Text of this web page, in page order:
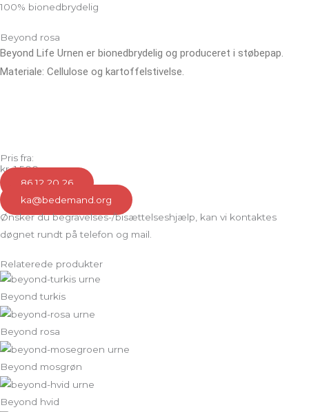
100% bionedbrydelig
Beyond rosa
Beyond Life Urnen er bionedbrydelig og produceret i støbepap.
Materiale: Cellulose og kartoffelstivelse.
Pris fra:
kr. 1.500,-
86 12 20 26
ka@bedemand.org
Ønsker du begravelses-/bisættelseshjælp, kan vi kontaktes
døgnet rundt på telefon og mail.
Relaterede produkter
Beyond turkis
Beyond rosa
Beyond mosgrøn
Beyond hvid